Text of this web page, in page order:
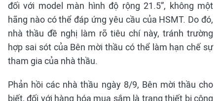
đối với model màn hình độ rộng 21.5”, không một
hãng nào có thể đáp ứng yêu cầu của HSMT. Do đó,
nhà thầu đề nghị làm rõ tiêu chí này, tránh trường
hợp sai sót của Bên mời thầu có thể làm hạn chế sự
tham gia của nhà thầu.
Phản hồi các nhà thầu ngày 8/9, Bên mời thầu cho
biết, đối với hàng hóa mua sắm là trang thiết bị công